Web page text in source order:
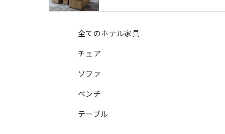
全てのホテル家具
チェア
ソファ
ベンチ
テーブル